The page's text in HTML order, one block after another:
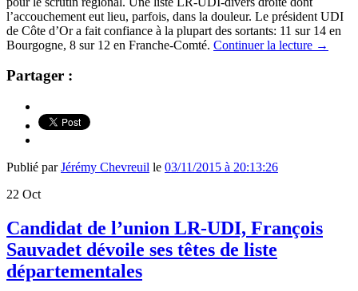
l’accouchement eut lieu, parfois, dans la douleur. Le président UDI
de Côte d’Or a fait confiance à la plupart des sortants: 11 sur 14 en
Bourgogne, 8 sur 12 en Franche-Comté. Continuer la lecture →
Partager :
Publié parJérémy Chevreuil le 03/11/2015 à 20:13:26
22 Oct
Candidat de l’union LR-UDI, François
Sauvadet dévoile ses têtes de liste
départementales